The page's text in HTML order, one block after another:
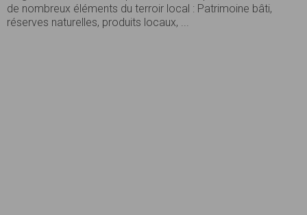
de nombreux éléments du terroir local : Patrimoine bâti,
réserves naturelles, produits locaux, ...